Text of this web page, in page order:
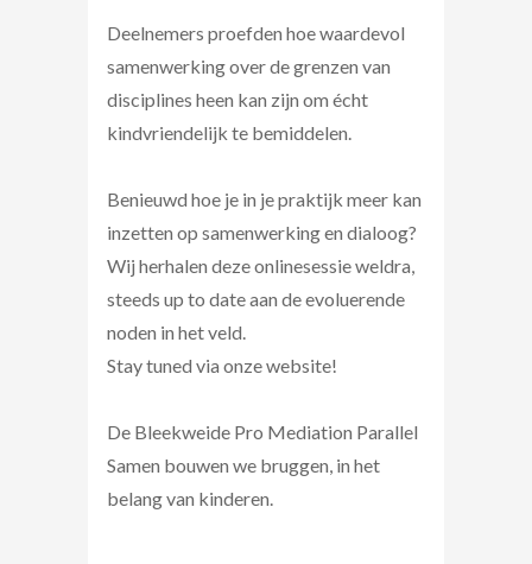
Deelnemers proefden hoe waardevol
samenwerking over de grenzen van
disciplines heen kan zijn om écht
kindvriendelijk te bemiddelen.
Benieuwd hoe je in je praktijk meer kan
inzetten op samenwerking en dialoog?
Wij herhalen deze onlinesessie weldra,
steeds up to date aan de evoluerende
noden in het veld.
Stay tuned via onze website!
De Bleekweide Pro Mediation Parallel
Samen bouwen we bruggen, in het
belang van kinderen.